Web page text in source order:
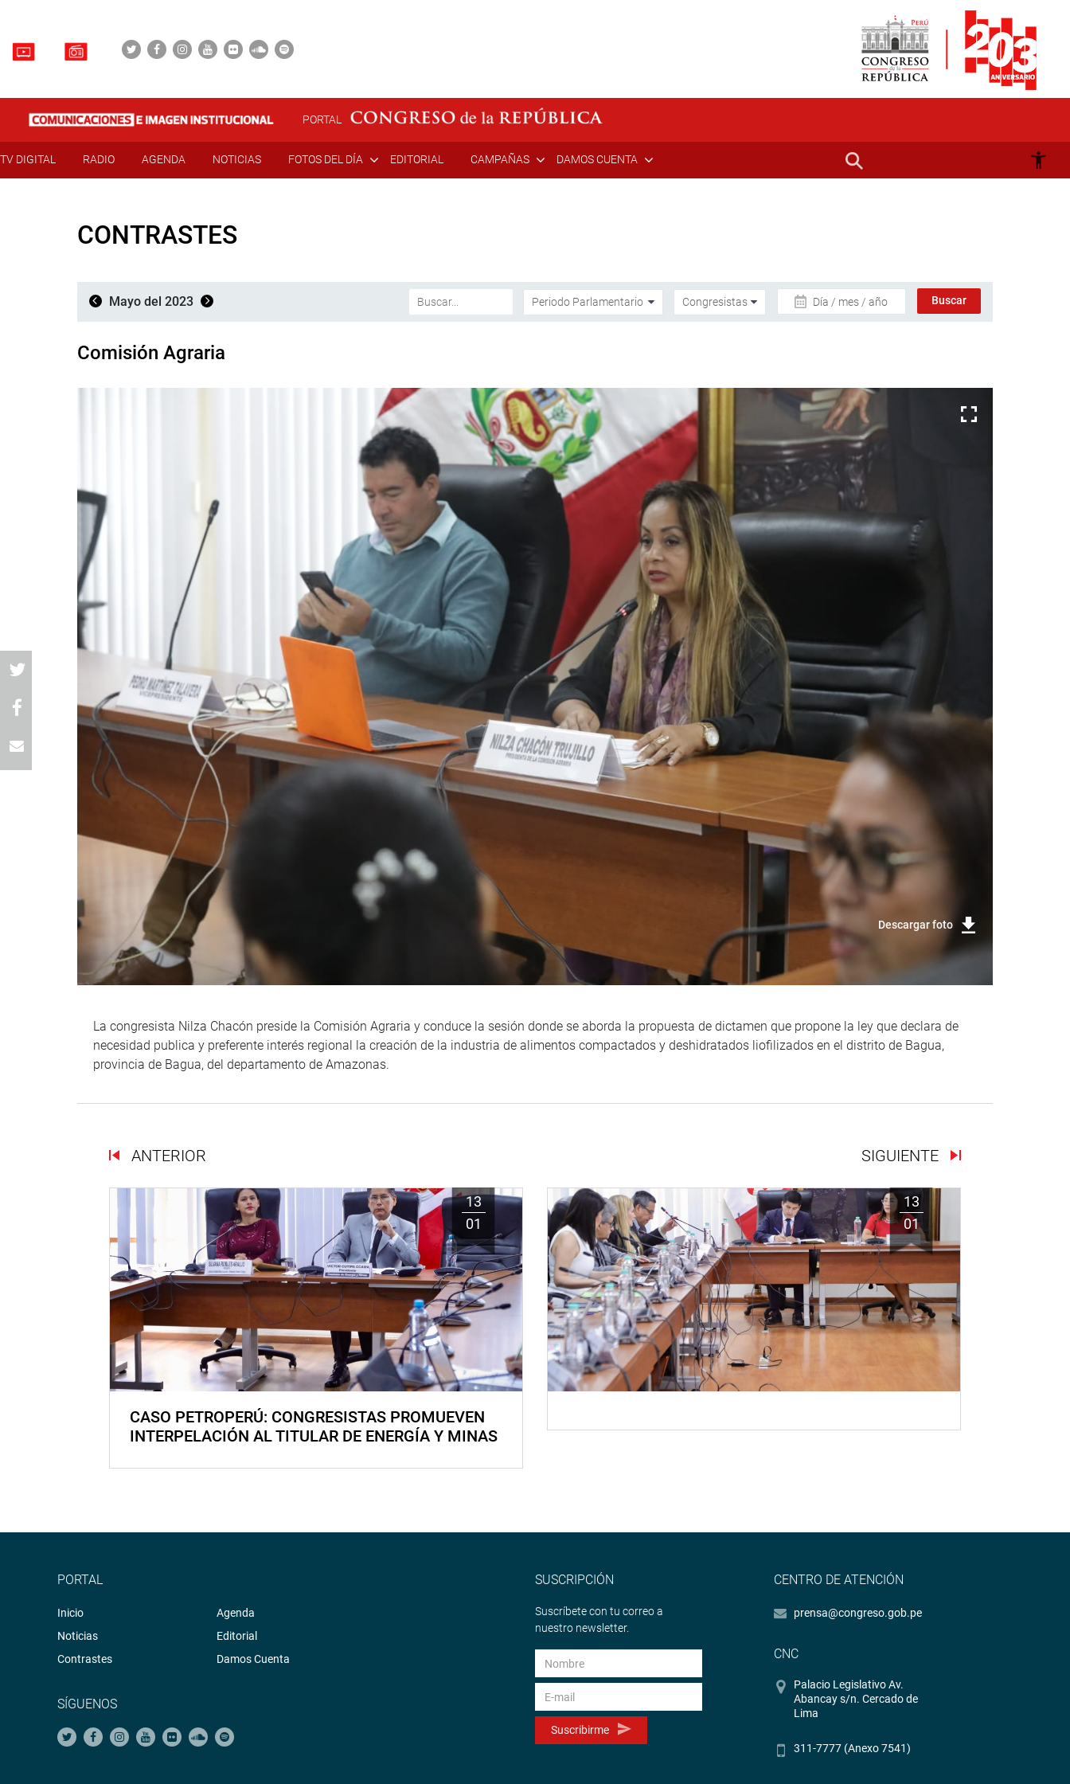
PORTAL
TV DIGITAL RADIO AGENDA NOTICIAS FOTOS DEL DÍA EDITORIAL CAMPAÑAS DAMOS CUENTA
CONTRASTES
Mayo del 2023 Día / mes / año
Comisión Agraria
Descargar foto
La congresista Nilza Chacón preside la Comisión Agraria y conduce la sesión donde se aborda la propuesta de dictamen que propone la ley que declara de
necesidad publica y preferente interés regional la creación de la industria de alimentos compactados y deshidratados liofilizados en el distrito de Bagua,
provincia de Bagua, del departamento de Amazonas.
ANTERIOR SIGUIENTE
13
01
CASO PETROPERÚ: CONGRESISTAS PROMUEVEN
INTERPELACIÓN AL TITULAR DE ENERGÍA Y MINAS
13
01
PORTAL
Inicio
Noticias
Contrastes
Agenda
Editorial
Damos Cuenta
SÍGUENOS
SUSCRIPCIÓN
Suscríbete con tu correo a
nuestro newsletter.
Suscribirme
CENTRO DE ATENCIÓN
prensa@congreso.gob.pe
CNC
Palacio Legislativo Av.
Abancay s/n. Cercado de
Lima
311-7777 (Anexo 7541)